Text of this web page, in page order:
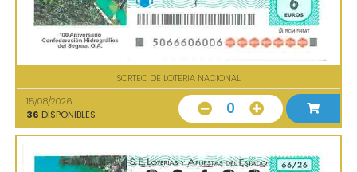
SORTEO DE LOTERIA NACIONAL
15/08/2026
36 DISPONIBLES 0